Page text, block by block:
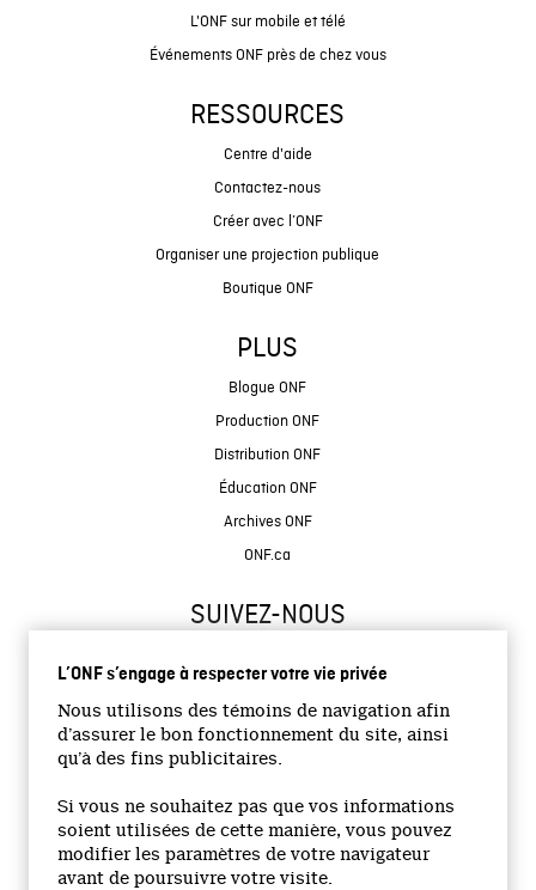
L’ONF s’engage à respecter votre vie privée
Nous utilisons des témoins de navigation afin
d’assurer le bon fonctionnement du site, ainsi
qu’à des fins publicitaires.
Si vous ne souhaitez pas que vos informations
soient utilisées de cette manière, vous pouvez
modifier les paramètres de votre navigateur
avant de poursuivre votre visite.
L'ONF sur mobile et télé
Événements ONF près de chez vous
RESSOURCES
Centre d'aide
Contactez-nous
Créer avec l’ONF
Organiser une projection publique
Boutique ONF
PLUS
Blogue ONF
Production ONF
Distribution ONF
Éducation ONF
Archives ONF
ONF.ca
SUIVEZ-NOUS
Site institutionnel
Accessibilité